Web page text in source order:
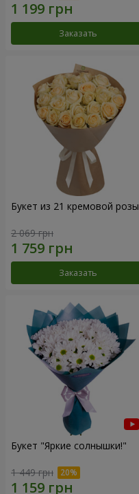
Заказать
Букет из 21 кремовой розы
2 069 грн
Заказать
Букет "Яркие солнышки!"
1 449 грн